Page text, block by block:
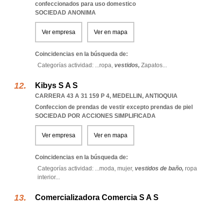
confeccionados para uso domestico
SOCIEDAD ANONIMA
Ver empresa Ver en mapa
Coincidencias en la búsqueda de:
Categorías actividad: ...ropa, vestidos, Zapatos...
Kibys S A S
CARRERA 43 A 31 159 P 4, MEDELLIN, ANTIOQUIA
Confeccion de prendas de vestir excepto prendas de piel
SOCIEDAD POR ACCIONES SIMPLIFICADA
Ver empresa Ver en mapa
Coincidencias en la búsqueda de:
Categorías actividad: ...moda, mujer, vestidos de baño, ropa
interior...
Comercializadora Comercia S A S